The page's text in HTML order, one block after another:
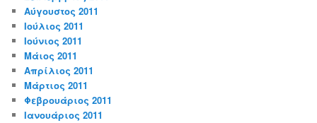
Αύγουστος 2011
Ιούλιος 2011
Ιούνιος 2011
Μάιος 2011
Απρίλιος 2011
Μάρτιος 2011
Φεβρουάριος 2011
Ιανουάριος 2011